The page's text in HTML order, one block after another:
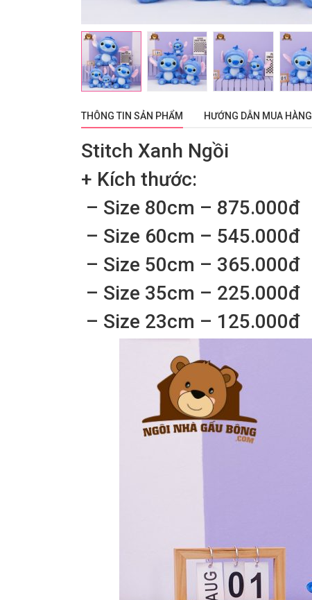
THÔNG TIN SẢN PHẨM HƯỚNG DẪN MUA HÀNG
Stitch Xanh Ngồi
+ Kích thước:
– Size 80cm – 875.000đ
– Size 60cm – 545.000đ
– Size 50cm – 365.000đ
– Size 35cm – 225.000đ
– Size 23cm – 125.000đ